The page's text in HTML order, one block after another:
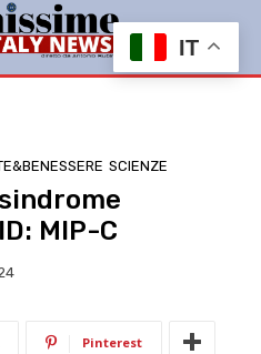
SCIENZE
MIP-C
Pinterest
IT